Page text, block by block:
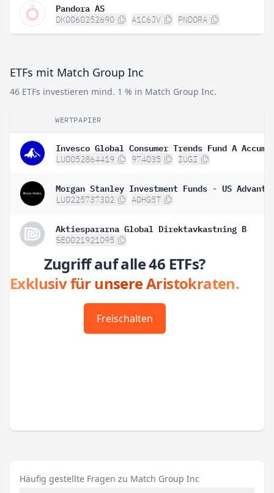
Pandora AS
DK0060252690 A1C6JV PNDORA
ETFs mit Match Group Inc
46 ETFs investieren mind. 1 % in Match Group Inc.
WERTPAPIER
LU0052864419 974035 IUGI
LU0225737302 A0HG5T
Aktiespararna Global Direktavkastning B
SE0021921095
Zugriff auf alle 46 ETFs?
Exklusiv für unsere Aristokraten.
Freischalten
Häufig gestellte Fragen zu Match Group Inc